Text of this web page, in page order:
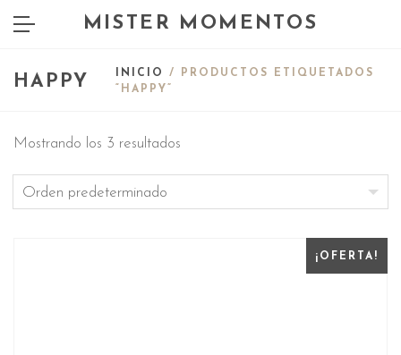
MISTER MOMENTOS
HAPPY INICIO
/ PRODUCTOS ETIQUETADOS
“HAPPY”
Mostrando los 3 resultados
¡OFERTA!